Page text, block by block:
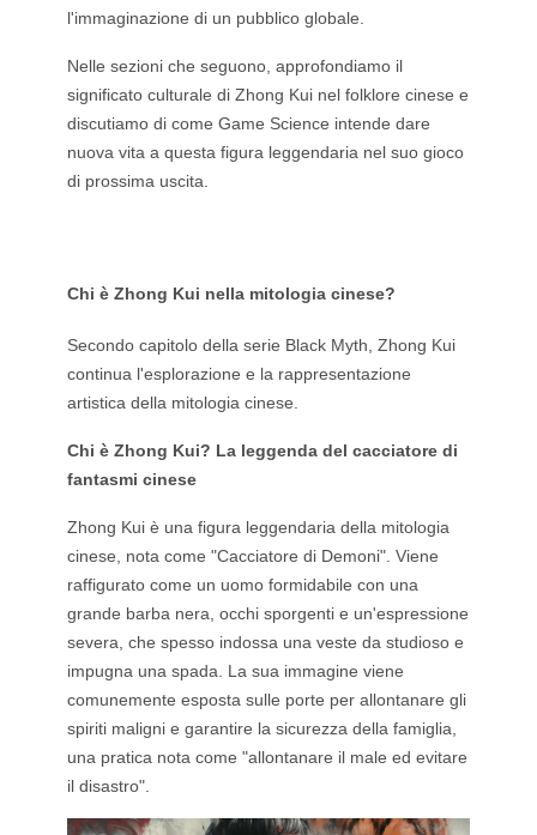
l'immaginazione di un pubblico globale.
Nelle sezioni che seguono, approfondiamo il
significato culturale di Zhong Kui nel folklore cinese e
discutiamo di come Game Science intende dare
nuova vita a questa figura leggendaria nel suo gioco
di prossima uscita.
Chi è Zhong Kui nella mitologia cinese?
Secondo capitolo della serie Black Myth, Zhong Kui
continua l'esplorazione e la rappresentazione
artistica della mitologia cinese.
Chi è Zhong Kui? La leggenda del cacciatore di
fantasmi cinese
Zhong Kui è una figura leggendaria della mitologia
cinese, nota come "Cacciatore di Demoni". Viene
raffigurato come un uomo formidabile con una
grande barba nera, occhi sporgenti e un'espressione
severa, che spesso indossa una veste da studioso e
impugna una spada. La sua immagine viene
comunemente esposta sulle porte per allontanare gli
spiriti maligni e garantire la sicurezza della famiglia,
una pratica nota come "allontanare il male ed evitare
il disastro".